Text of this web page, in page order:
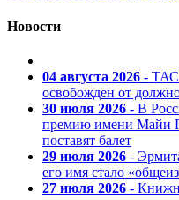
Новости
04 августа 2026 -
освобожден от
30 июля 2026 - В
премию имени Майи
поставят балет
29 июля 2026 -
его имя стало
27 июля 2026 -